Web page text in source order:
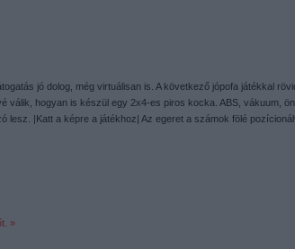
jó dolog, még virtuálisan is. A következő jópofa játékkal
válik, hogyan is készül egy 2x4-es piros kocka. ABS, vákuum,
lesz. |Katt a képre a játékhoz| Az egeret a számok fölé
»